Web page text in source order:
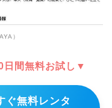
）
間無料お試し▼
無料レンタ